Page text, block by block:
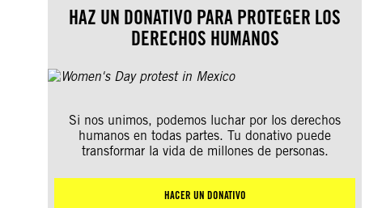
HAZ UN DONATIVO PARA PROTEGER LOS
DERECHOS HUMANOS
Si nos unimos, podemos luchar por los derechos
humanos en todas partes. Tu donativo puede
transformar la vida de millones de personas.
HACER UN DONATIVO